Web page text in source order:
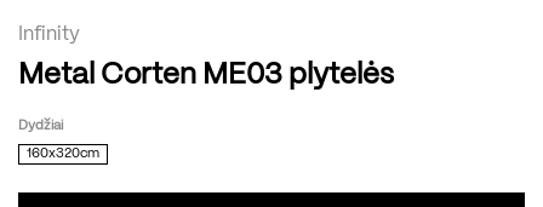
Infinity
Metal Corten ME03 plytelės
Dydžiai
160x320cm